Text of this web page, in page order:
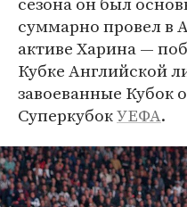
суммарно провел в
активе Харина —
Кубке Английской
завоеванные Кубок
СуперкубокУЕФА.